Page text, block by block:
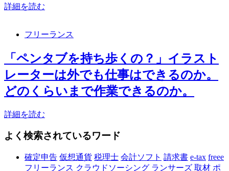
詳細を読む
フリーランス
「ペンタブを持ち歩くの？」イラスト
レーターは外でも仕事はできるのか。
どのくらいまで作業できるのか。
詳細を読む
よく検索されているワード
確定申告 仮想通貨 税理士 会計ソフト 請求書 e-tax freee
フリーランス クラウドソーシング ランサーズ 取材 ポ